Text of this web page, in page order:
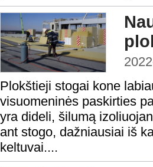
Plokštieji stogai kone
visuomeninės paskirties
yra dideli, šilumą
ant stogo, dažniausiai iš
keltuvai....